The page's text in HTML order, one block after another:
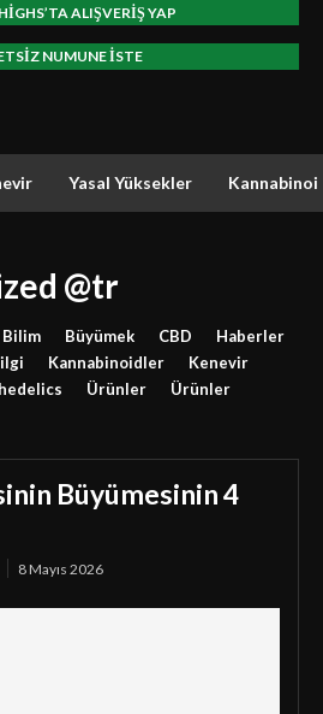
ALIŞVERIŞ YAP
NUMUNE ISTE
Yasal Yüksekler
@tr
Bilim Büyümek CBD
Haberler
Kannabinoidler
Kenevir
Ürünler
Ürünler
Büyümesinin 4
8 Mayıs 2026